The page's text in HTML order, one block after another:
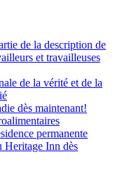
de la description de
et travailleuses
de la vérité et de la
dès maintenant!
permanente
Heritage Inn dès